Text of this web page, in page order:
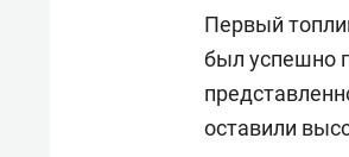
Первый
был успешно
оставили